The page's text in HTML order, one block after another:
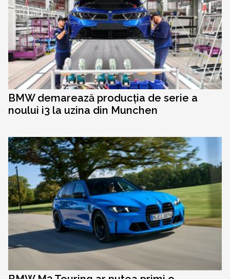
BMW demarează producția de serie a
noului i3 la uzina din Munchen